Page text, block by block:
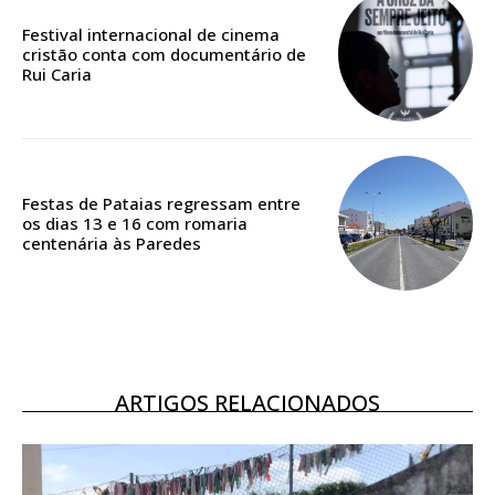
ASSINATURA
IMPRESSA
Edição em papel entregue à Quinta-feira em sua
Escolha o plano
Festival internacional de cinema
cristão conta com documentário de
Rui Caria
Festas de Pataias regressam entre
os dias 13 e 16 com romaria
centenária às Paredes
ARTIGOS RELACIONADOS